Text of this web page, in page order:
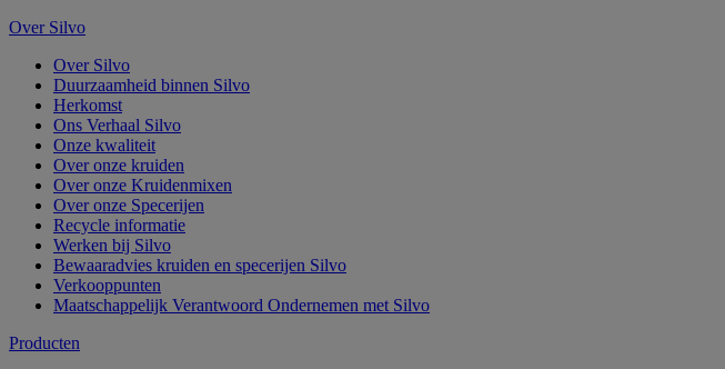
Over Silvo
Over Silvo
Duurzaamheid binnen Silvo
Herkomst
Ons Verhaal Silvo
Onze kwaliteit
Over onze kruiden
Over onze Kruidenmixen
Over onze Specerijen
Recycle informatie
Werken bij Silvo
Bewaaradvies kruiden en specerijen Silvo
Verkooppunten
Maatschappelijk Verantwoord Ondernemen met Silvo
Producten